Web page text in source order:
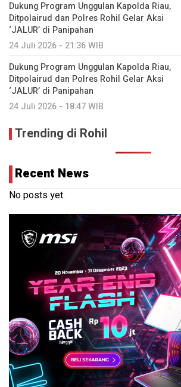
Dukung Program Unggulan Kapolda Riau,
Ditpolairud dan Polres Rohil Gelar Aksi
‘JALUR’ di Panipahan
24 Juli 2026 - 21:36 WIB
Dukung Program Unggulan Kapolda Riau,
Ditpolairud dan Polres Rohil Gelar Aksi
‘JALUR’ di Panipahan
24 Juli 2026 - 18:47 WIB
Trending di Rohil
Recent News
No posts yet.